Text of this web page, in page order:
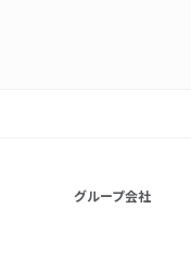
グループ会社